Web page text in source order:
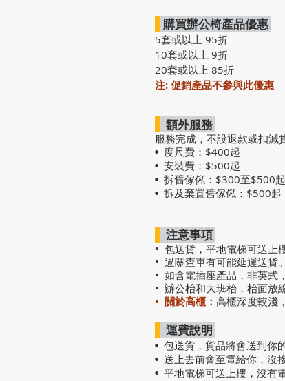
購買辦公椅產品優惠
5套或以上 95折
10套或以上 9折
20套或以上 85折
注: 促銷產品不參與此優惠
額外服務
服務完成，不設退款或扣減
• 度尺費：$400起
• 安裝費：$500起
• 拆舊傢俬：$300至$500起
• 拆及棄置舊傢俬：$500起
注意事項
• 包送貨，平地電梯可送上
• 過關查車有可能延遲送貨。
• 如含電插座產品，非英式
• 辦公枱和大班枱，枱面放
• 關於高櫃： 高櫃深度較淺
運費說明
• 包送貨 ， 貨品將會送到你
• 送上去前會至電給你，沒
• 平地電梯可送上樓，沒有